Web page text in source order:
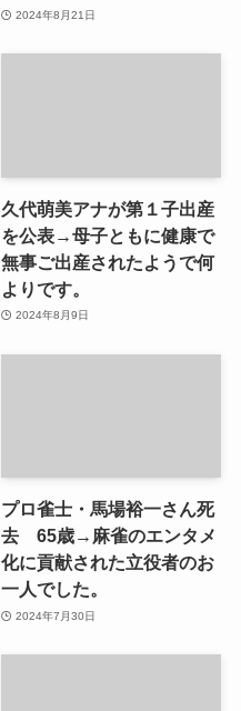
2024年8月21日
久代萌美アナが第１子出産
を公表→母子ともに健康で
無事ご出産されたようで何
よりです。
2024年8月9日
プロ雀士・馬場裕一さん死
去 65歳→麻雀のエンタメ
化に貢献された立役者のお
一人でした。
2024年7月30日